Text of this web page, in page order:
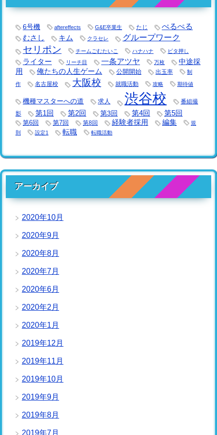
6号機 aftereffects G&E卒業生 たじ ぺるぺる
むさし キム クラセレ グループワーク
セリポン チームごむたいこ ハナハナ ビタ押し
ライター リーチ目 一条アツヤ 万枚
中途採
用
俺たちの人生ゲーム 公開開始 出玉率 制
作 名古屋校 大阪校 就職活動 攻略 期待値
機種マスターへの道 求人 渋谷校
番組撮
影
第1回 第2回 第3回 第4回 第5回
第6回 第7回 第8回 経験者採用 編集
規
則
設定1 転職 転職活動
アーカイブ
2020年10月
2020年9月
2020年8月
2020年7月
2020年6月
2020年2月
2020年1月
2019年12月
2019年11月
2019年10月
2019年9月
2019年8月
2019年7月